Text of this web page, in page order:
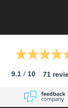
9.1 / 10 71